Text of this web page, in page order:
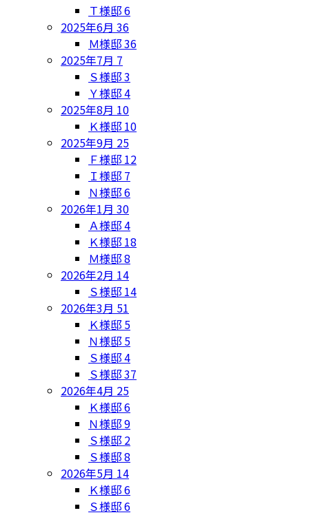
Ｔ様邸6
2025年6月 36
Ｍ様邸36
2025年7月 7
Ｓ様邸3
Ｙ様邸4
2025年8月 10
Ｋ様邸 10
2025年9月 25
Ｆ様邸 12
Ｉ様邸 7
Ｎ様邸6
2026年1月 30
Ａ様邸4
Ｋ様邸 18
Ｍ様邸8
2026年2月 14
Ｓ様邸 14
2026年3月 51
Ｋ様邸 5
Ｎ様邸 5
Ｓ様邸4
Ｓ様邸37
2026年4月 25
Ｋ様邸6
Ｎ様邸9
Ｓ様邸 2
Ｓ様邸8
2026年5月 14
Ｋ様邸6
Ｓ様邸6